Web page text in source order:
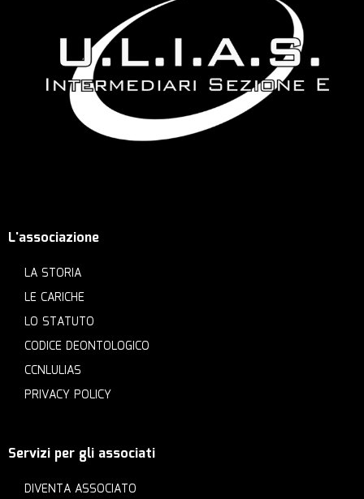
L'associazione
LA STORIA
LE CARICHE
LO STATUTO
CODICE DEONTOLOGICO
CCNLULIAS
PRIVACY POLICY
Servizi per gli associati
DIVENTA ASSOCIATO